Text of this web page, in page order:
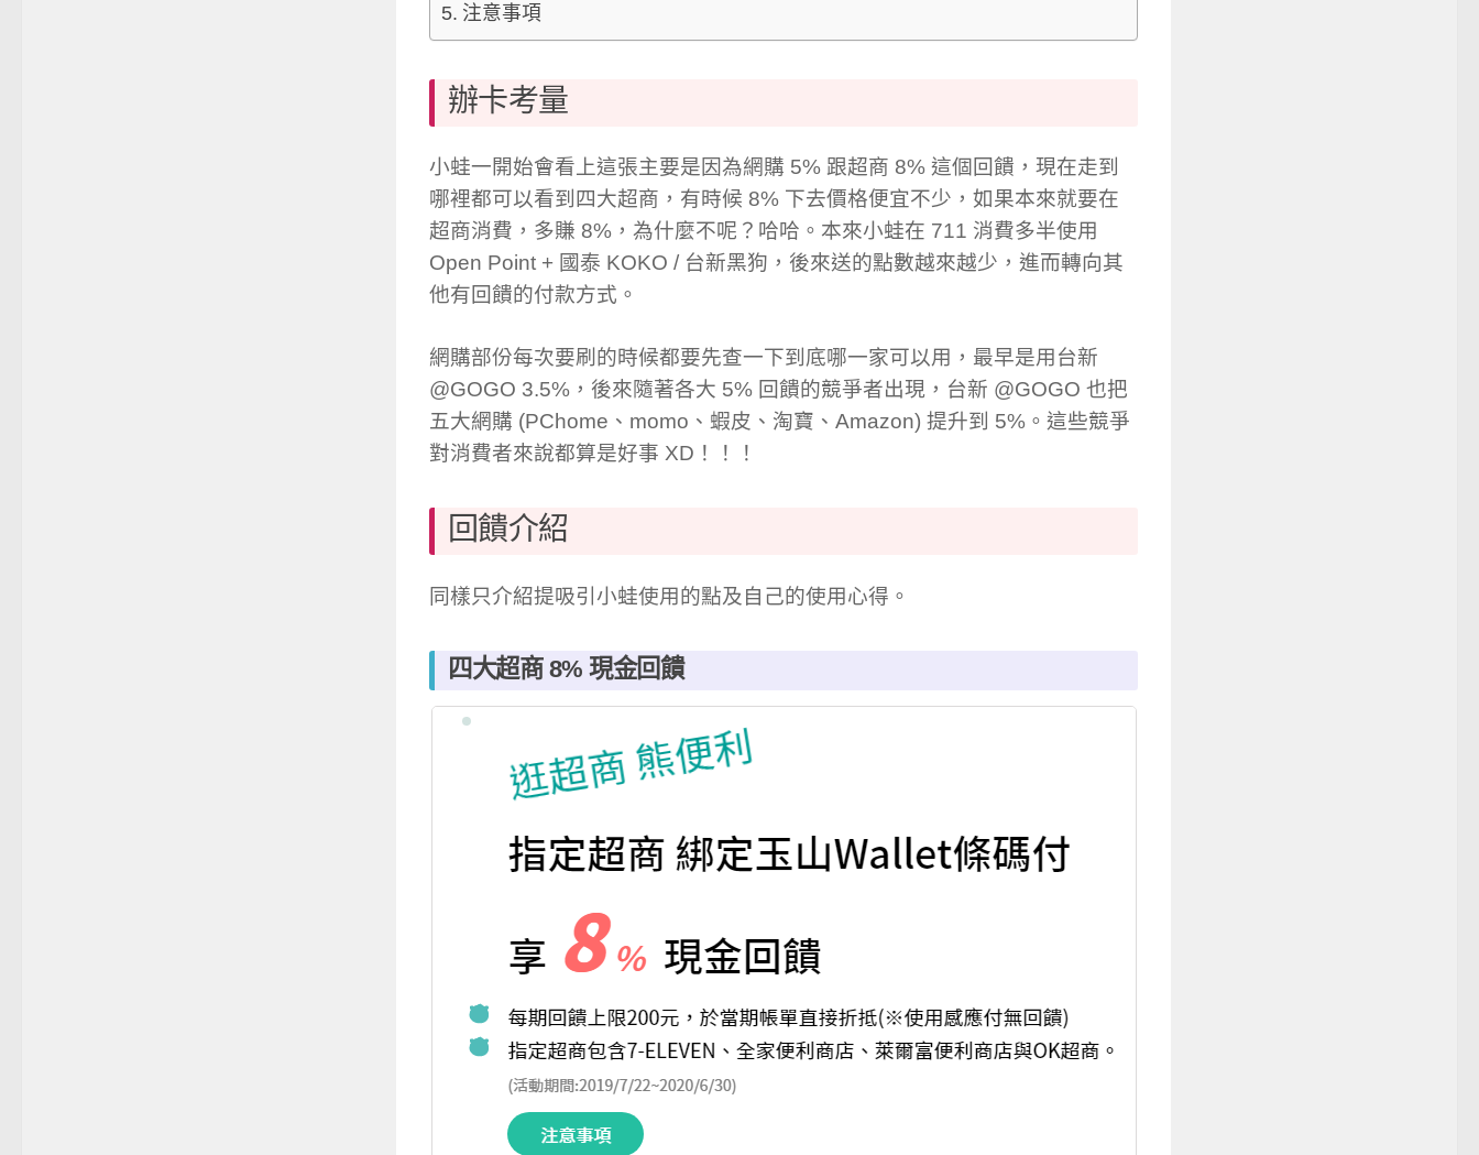
注意事項
辦卡考量
小蛙一開始會看上這張主要是因為網購 5% 跟超商 8% 這個回饋，現在走到
哪裡都可以看到四大超商，有時候 8% 下去價格便宜不少，如果本來就要在
超商消費，多賺 8%，為什麼不呢？哈哈。本來小蛙在 711 消費多半使用
Open Point + 國泰 KOKO / 台新黑狗，後來送的點數越來越少，進而轉向其
他有回饋的付款方式。
網購部份每次要刷的時候都要先查一下到底哪一家可以用，最早是用台新
@GOGO 3.5%，後來隨著各大 5% 回饋的競爭者出現，台新 @GOGO 也把
五大網購 (PChome、momo、蝦皮、淘寶、Amazon) 提升到 5%。這些競爭
對消費者來說都算是好事 XD！！！
回饋介紹
同樣只介紹提吸引小蛙使用的點及自己的使用心得。
四大超商 8% 現金回饋